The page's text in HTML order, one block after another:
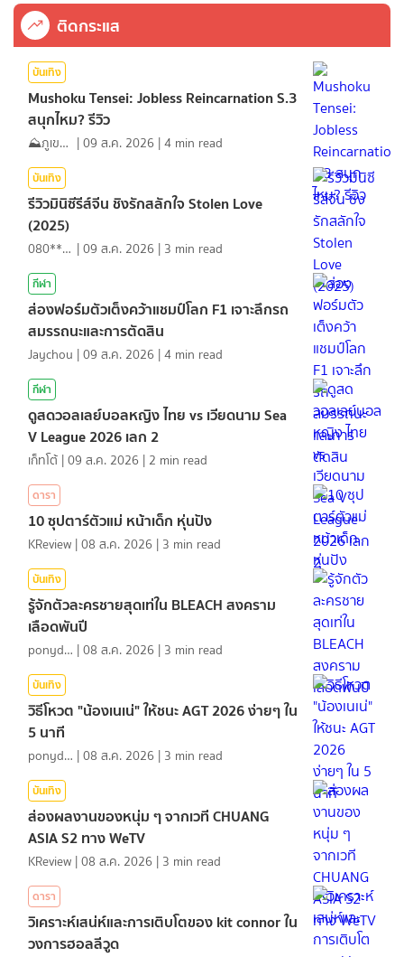
ติดกระแส
บันเทิง
Mushoku Tensei: Jobless Reincarnation S.3
สนุกไหม? รีวิว
⛰️ภูเขาเล่าไปเรื่อย⛰️ |09 ส.ค. 2026 |4 min read
บันเทิง
รีวิวมินิซีรีส์จีน ชิงรักสลักใจ Stolen Love
(2025)
080******* |09 ส.ค. 2026 | 3 min read
กีฬา
ส่องฟอร์มตัวเต็งคว้าแชมป์โลก F1 เจาะลึกรถ
สมรรถนะและการตัดสิน
Jaychou |09 ส.ค. 2026 |4 min read
กีฬา
ดูสดวอลเลย์บอลหญิง ไทย vs เวียดนาม Sea
V League 2026 เลก 2
เก็ทโต้ |09 ส.ค. 2026 | 2 min read
ดารา
10 ซุปตาร์ตัวแม่ หน้าเด็ก หุ่นปัง
KReview |08 ส.ค. 2026 | 3 min read
บันเทิง
รู้จักตัวละครชายสุดเท่ใน BLEACH สงคราม
เลือดพันปี
ponydiary |08 ส.ค. 2026 | 3 min read
บันเทิง
วิธีโหวต "น้องเนเน่" ให้ชนะ AGT 2026 ง่ายๆ ใน
5 นาที
ponydiary |08 ส.ค. 2026 | 3 min read
บันเทิง
ส่องผลงานของหนุ่ม ๆ จากเวที CHUANG
ASIA S2 ทาง WeTV
KReview |08 ส.ค. 2026 | 3 min read
ดารา
วิเคราะห์เสน่ห์และการเติบโตของ kit connor ใน
วงการฮอลลีวูด